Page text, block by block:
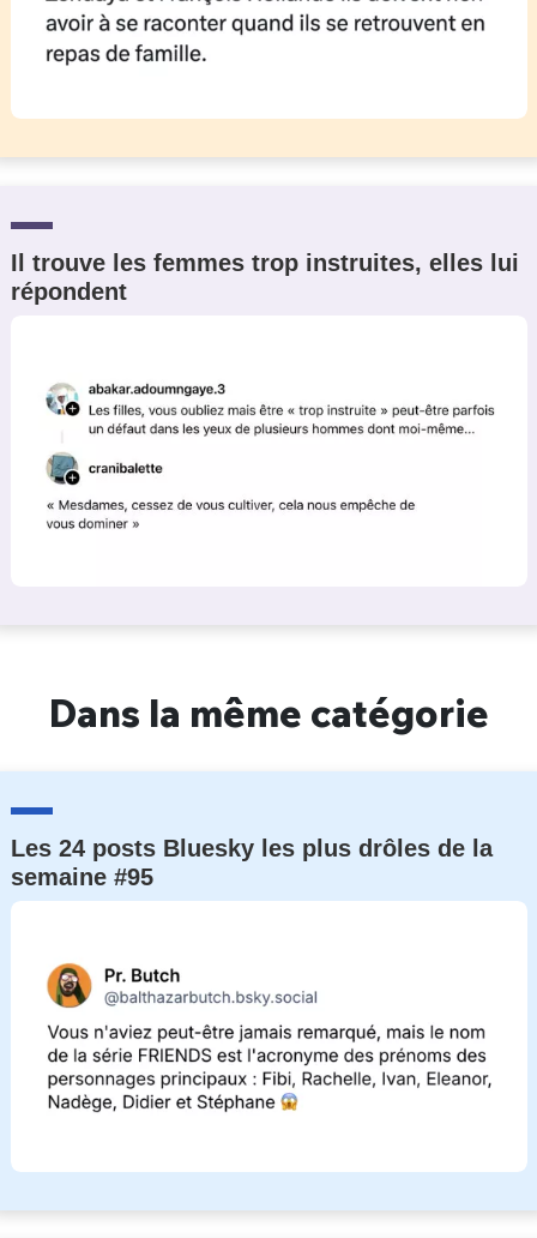
Il trouve les femmes trop instruites, elles lui
répondent
Dans la même catégorie
Les 24 posts Bluesky les plus drôles de la
semaine #95